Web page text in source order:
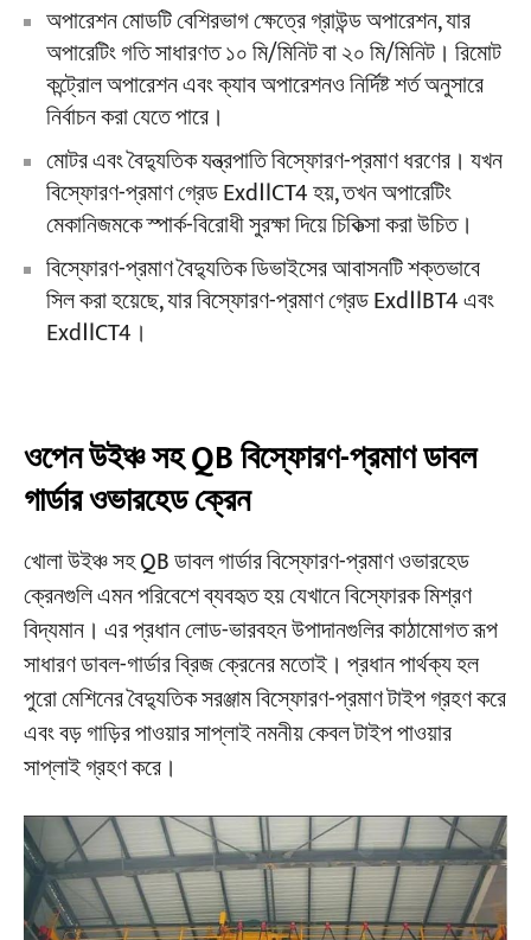
অপারেশন মোডটি বেশিরভাগ ক্ষেত্রে গ্রাউন্ড অপারেশন, যার
অপারেটিং গতি সাধারণত ১০ মি/মিনিট বা ২০ মি/মিনিট। রিমোট
কন্ট্রোল অপারেশন এবং ক্যাব অপারেশনও নির্দিষ্ট শর্ত অনুসারে
নির্বাচন করা যেতে পারে।
মোটর এবং বৈদ্যুতিক যন্ত্রপাতি বিস্ফোরণ-প্রমাণ ধরণের। যখন
বিস্ফোরণ-প্রমাণ গ্রেড ExdⅡCT4 হয়, তখন অপারেটিং
মেকানিজমকে স্পার্ক-বিরোধী সুরক্ষা দিয়ে চিকিত্সা করা উচিত।
বিস্ফোরণ-প্রমাণ বৈদ্যুতিক ডিভাইসের আবাসনটি শক্তভাবে
সিল করা হয়েছে, যার বিস্ফোরণ-প্রমাণ গ্রেড ExdⅡBT4 এবং
ExdⅡCT4।
ওপেন উইঞ্চ সহ QB বিস্ফোরণ-প্রমাণ ডাবল
গার্ডার ওভারহেড ক্রেন
খোলা উইঞ্চ সহ QB ডাবল গার্ডার বিস্ফোরণ-প্রমাণ ওভারহেড
ক্রেনগুলি এমন পরিবেশে ব্যবহৃত হয় যেখানে বিস্ফোরক মিশ্রণ
বিদ্যমান। এর প্রধান লোড-ভারবহন উপাদানগুলির কাঠামোগত রূপ
সাধারণ ডাবল-গার্ডার ব্রিজ ক্রেনের মতোই। প্রধান পার্থক্য হল
পুরো মেশিনের বৈদ্যুতিক সরঞ্জাম বিস্ফোরণ-প্রমাণ টাইপ গ্রহণ করে
এবং বড় গাড়ির পাওয়ার সাপ্লাই নমনীয় কেবল টাইপ পাওয়ার
সাপ্লাই গ্রহণ করে।